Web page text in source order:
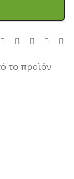
το προϊόν